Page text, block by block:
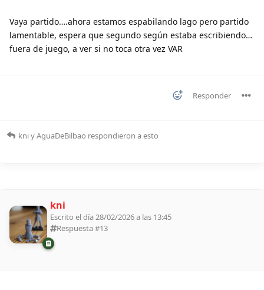
Vaya partido….ahora estamos espabilando lago pero partido
lamentable, espera que segundo según estaba escribiendo…
fuera de juego, a ver si no toca otra vez VAR
Responder
kniyAguaDeBilbao respondieron a esto
kni
Escrito el día 28/02/2026 a las 13:45
Respuesta #13